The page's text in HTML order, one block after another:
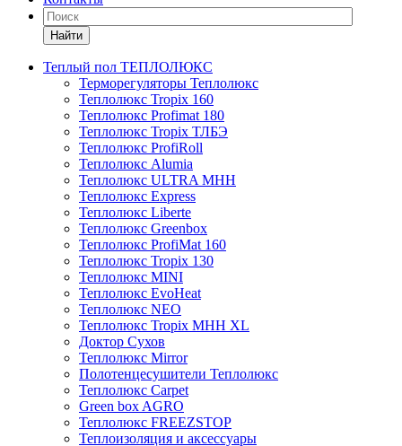
Найти
Теплый пол ТЕПЛОЛЮКС
Терморегуляторы Теплолюкс
Теплолюкс Tropix 160
Теплолюкс Profimat 180
Теплолюкс Tropix ТЛБЭ
Теплолюкс ProfiRoll
Теплолюкс Alumia
Теплолюкс ULTRA МНН
Теплолюкс Express
Теплолюкс Liberte
Теплолюкс Greenbox
Теплолюкс ProfiMat 160
Теплолюкс Tropix 130
Теплолюкс MINI
Теплолюкс EvoHeat
Теплолюкс NEO
Теплолюкс Tropix МНН XL
Доктор Сухов
Теплолюкс Mirror
Полотенцесушители Теплолюкс
Теплолюкс Carpet
Green box AGRO
Теплолюкс FREEZSTOP
Теплоизоляция и аксессуары